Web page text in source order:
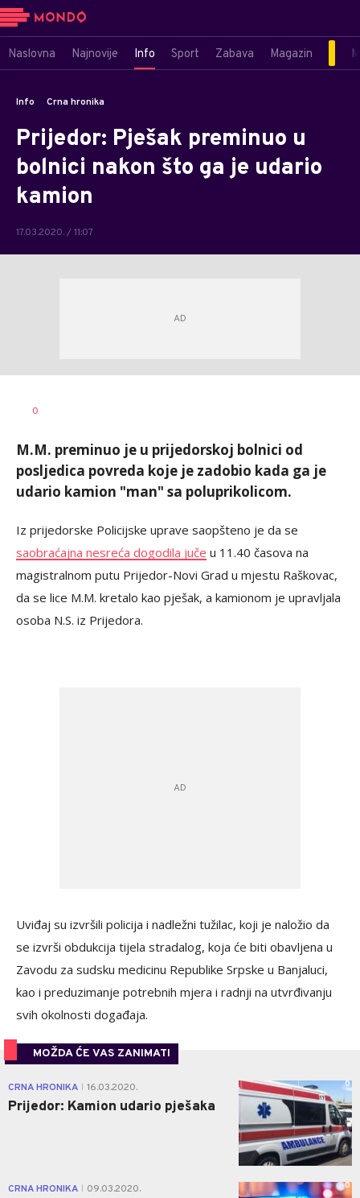
Naslovna Najnovije Info Sport Zabava Magazin
Info Crna hronika
Prijedor: Pješak preminuo u
bolnici nakon što ga je udario
kamion
17.03.2020. / 11:07
AUTOR
0
M.M. preminuo je u prijedorskoj bolnici od
posljedica povreda koje je zadobio kada ga je
udario kamion "man" sa poluprikolicom.
Iz prijedorske Policijske uprave saopšteno je da se
saobraćajna nesreća dogodila juče u 11.40 časova na
magistralnom putu Prijedor-Novi Grad u mjestu Raškovac,
da se lice M.M. kretalo kao pješak, a kamionom je upravljala
osoba N.S. iz Prijedora.
Uviđaj su izvršili policija i nadležni tužilac, koji je naložio da
se izvrši obdukcija tijela stradalog, koja će biti obavljena u
Zavodu za sudsku medicinu Republike Srpske u Banjaluci,
kao i preduzimanje potrebnih mjera i radnji na utvrđivanju
svih okolnosti događaja.
MOŽDA ĆE VAS ZANIMATI
CRNA HRONIKA 16.03.2020.
Prijedor: Kamion udario pješaka
0
CRNA HRONIKA 09.03.2020. 0